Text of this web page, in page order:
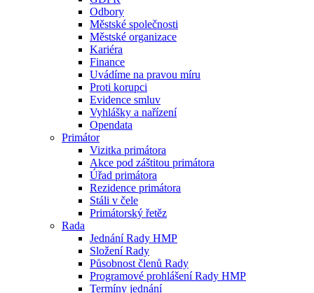
Odbory
Městské společnosti
Městské organizace
Kariéra
Finance
Uvádíme na pravou míru
Proti korupci
Evidence smluv
Vyhlášky a nařízení
Opendata
Primátor
Vizitka primátora
Akce pod záštitou primátora
Úřad primátora
Rezidence primátora
Stáli v čele
Primátorský řetěz
Rada
Jednání Rady HMP
Složení Rady
Působnost členů Rady
Programové prohlášení Rady HMP
Termíny jednání